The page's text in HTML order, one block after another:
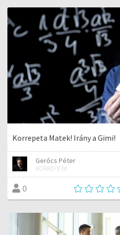
Korrepeta Matek! Irány a Gimi!
Gerőcs Péter
KORREPETA
0